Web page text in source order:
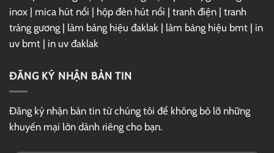
inox | mica hút nổi | hộp đèn hút nổi | tranh điện | tranh
tráng gương | làm bảng hiệu đaklak | làm bảng hiệu bmt | in
uv bmt | in uv đaklak
ĐĂNG KÝ NHẬN BẢN TIN
Đăng ký nhận bản tin từ chúng tôi để không bỏ lỡ những
khuyến mại lớn dành riêng cho bạn.